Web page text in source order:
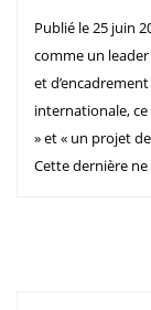
Publié le 25 juin
comme un leader
et
internationale, ce
» et « un projet
Cette dernière